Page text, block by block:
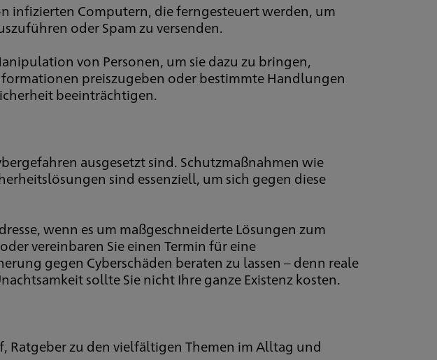
infizierten Computern, die ferngesteuert werden, um
oder Spam zu versenden.
von Personen, um sie dazu zu bringen,
preiszugeben oder bestimmte Handlungen
beeinträchtigen.
ausgesetzt sind. Schutzmaßnahmen wie
sind essenziell, um sich gegen diese
wenn es um maßgeschneiderte Lösungen zum
vereinbaren Sie einen Termin für eine
gegen Cyberschäden beraten zu lassen – denn reale
sollte Sie nicht Ihre ganze Existenz kosten.
Ratgeber zu den vielfältigen Themen im Alltag und